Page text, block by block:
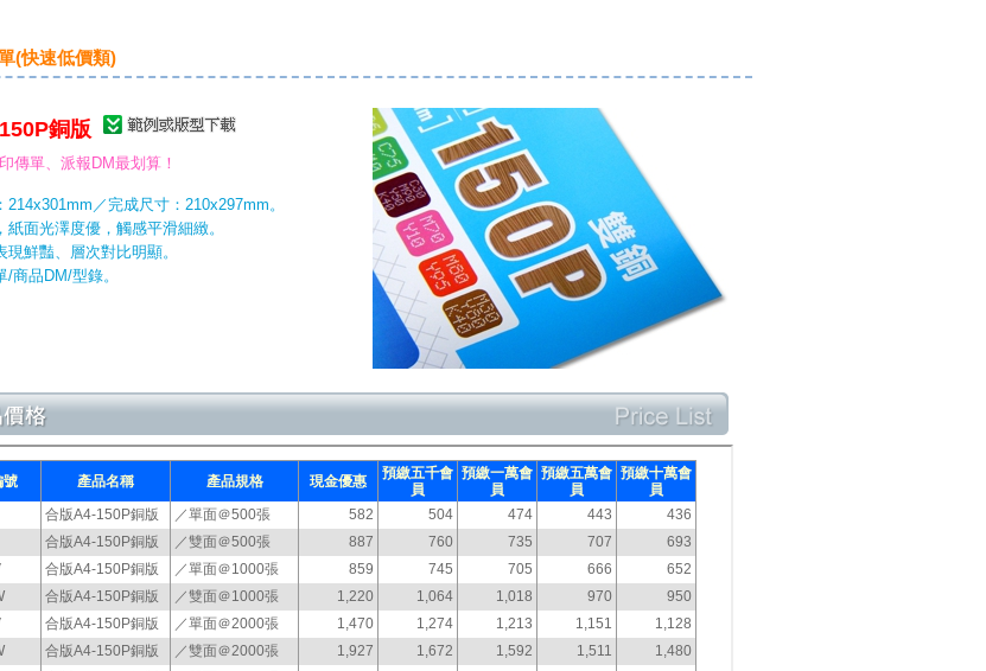
(快速低價類)
銅版
傳單、派報DM最划算！
214x301mm／完成尺寸：210x297mm。
紙面光澤度優，觸感平滑細緻。
現鮮豔、層次對比明顯。
商品DM/型錄。